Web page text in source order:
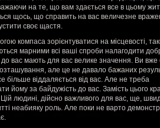
на те, що вам здається все в цьому
щось, що справить на вас величезне
своє щастя.
компаса зорієнтуватися на місцевості,
марними всі ваші спроби налагодити
вас мають для вас велике значення. Ви вже
але це не давало бажаних
більше віддаляється від вас. Але не треба
йому за байдужість до вас. Замість цього
людині, дійсно важливого для вас, ще,
неабияку роль. Але поки не варто